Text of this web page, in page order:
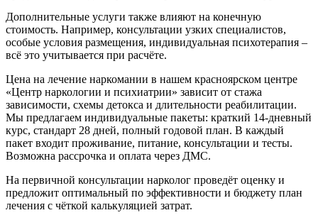
Дополнительные услуги также влияют на конечную
стоимость. Например, консультации узких специалистов,
особые условия размещения, индивидуальная психотерапия –
всё это учитывается при расчёте.
Цена на лечение наркомании в нашем красноярском центре
«Центр наркологии и психиатрии» зависит от стажа
зависимости, схемы детокса и длительности реабилитации.
Мы предлагаем индивидуальные пакеты: краткий 14-дневный
курс, стандарт 28 дней, полный годовой план. В каждый
пакет входит проживание, питание, консультации и тесты.
Возможна рассрочка и оплата через ДМС.
На первичной консультации нарколог проведёт оценку и
предложит оптимальный по эффективности и бюджету план
лечения с чёткой калькуляцией затрат.